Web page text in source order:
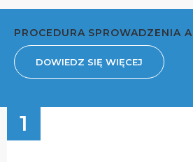
PROCEDURA SPROWADZENIA
DOWIEDZ SIĘ WIĘCEJ
1